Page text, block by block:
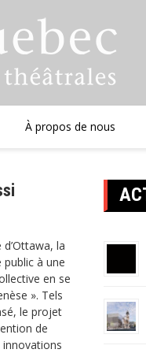
À propos de nous
la
à une
en se
». Tels
le projet
de
innovations